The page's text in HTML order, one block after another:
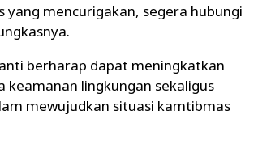
mencurigakan, segera hubungi
berharap dapat meningkatkan
lingkungan sekaligus
mewujudkan situasi kamtibmas